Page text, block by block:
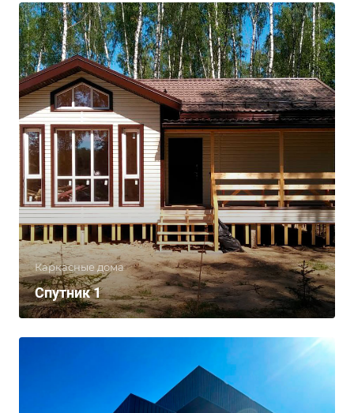
Каркасные дома
Спутник 1